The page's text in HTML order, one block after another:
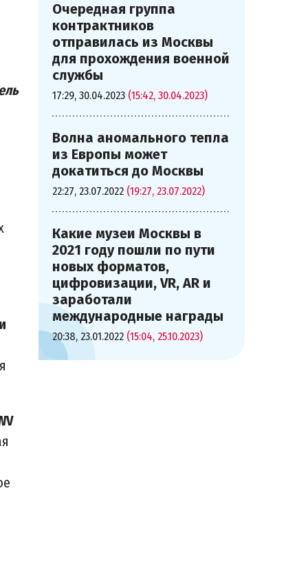
Очередная группа
контрактников
отправилась из Москвы
для прохождения военной
службы
17:29, 30.04.2023 (15:42, 30.04.2023)
Волна аномального тепла
из Европы может
докатиться до Москвы
22:27, 23.07.2022 (19:27, 23.07.2022)
Какие музеи Москвы в
2021 году пошли по пути
новых форматов,
цифровизации, VR, AR и
заработали
международные награды
20:38, 23.01.2022 (15:04, 25.10.2023)